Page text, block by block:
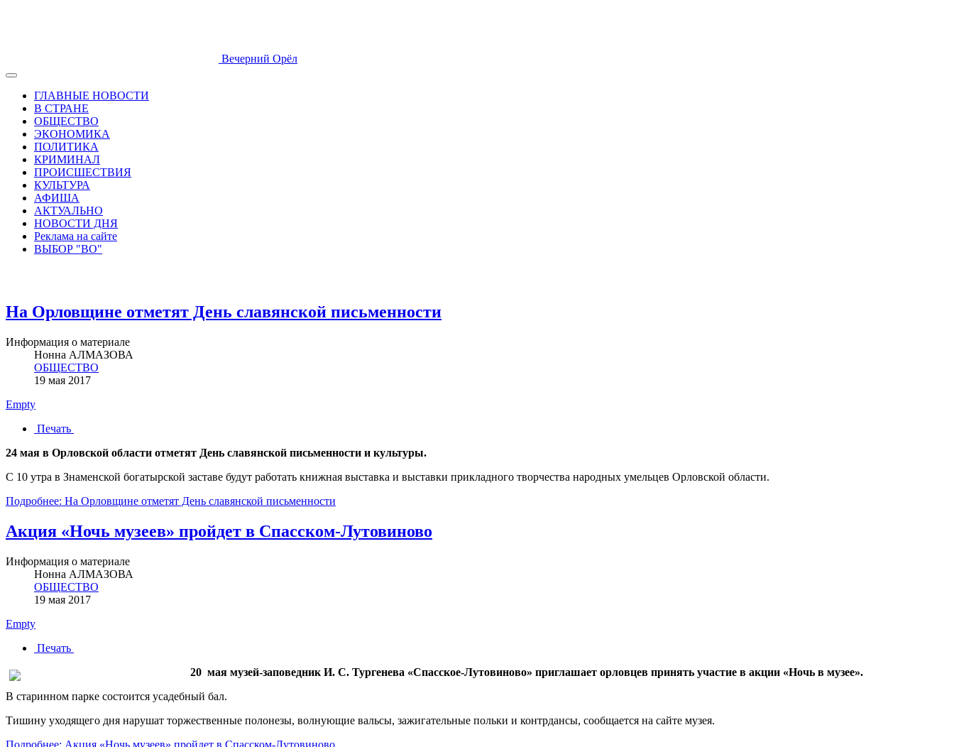
Вечерний Орёл
ГЛАВНЫЕ НОВОСТИ
В СТРАНЕ
ОБЩЕСТВО
ЭКОНОМИКА
ПОЛИТИКА
КРИМИНАЛ
ПРОИСШЕСТВИЯ
КУЛЬТУРА
АФИША
АКТУАЛЬНО
НОВОСТИ ДНЯ
Реклама на сайте
ВЫБОР "ВО"
На Орловщине отметят День славянской письменности
Информация о материале
Нонна АЛМАЗОВА
ОБЩЕСТВО
19 мая 2017
Empty
Печать
24 мая в Орловской области отметят День славянской письменности и культуры.
С 10 утра в Знаменской богатырской заставе будут работать книжная выставка и выставки прикладного творчества народных умельцев Орловской области.
Подробнее: На Орловщине отметят День славянской письменности
Акция «Ночь музеев» пройдет в Спасском-Лутовиново
Информация о материале
Нонна АЛМАЗОВА
ОБЩЕСТВО
19 мая 2017
Empty
Печать
20 мая музей-заповедник И. С. Тургенева «Спасское-Лутовиново» приглашает орловцев принять участие в акции «Ночь в музее».
В старинном парке состоится усадебный бал.
Тишину уходящего дня нарушат торжественные полонезы, волнующие вальсы, зажигательные польки и контрдансы, сообщается на сайте музея.
Подробнее: Акция «Ночь музеев» пройдет в Спасском-Лутовиново